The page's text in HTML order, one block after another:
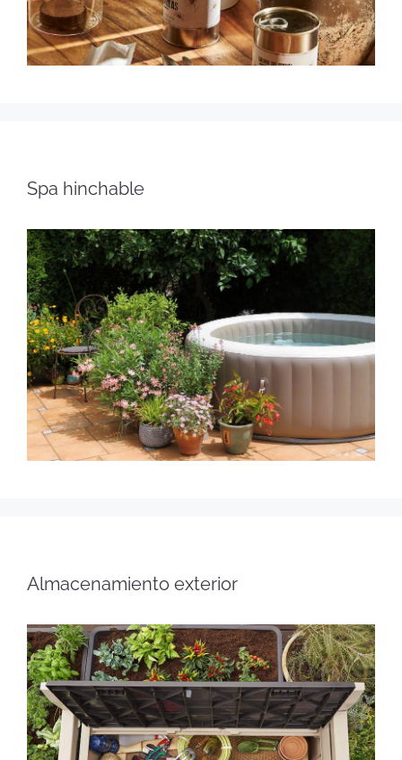
Spa hinchable
Almacenamiento exterior